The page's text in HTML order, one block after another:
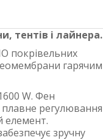
тентів і лайнера.
покрівельних
гарячим
W. Фен
регулювання
елемент.
зручну